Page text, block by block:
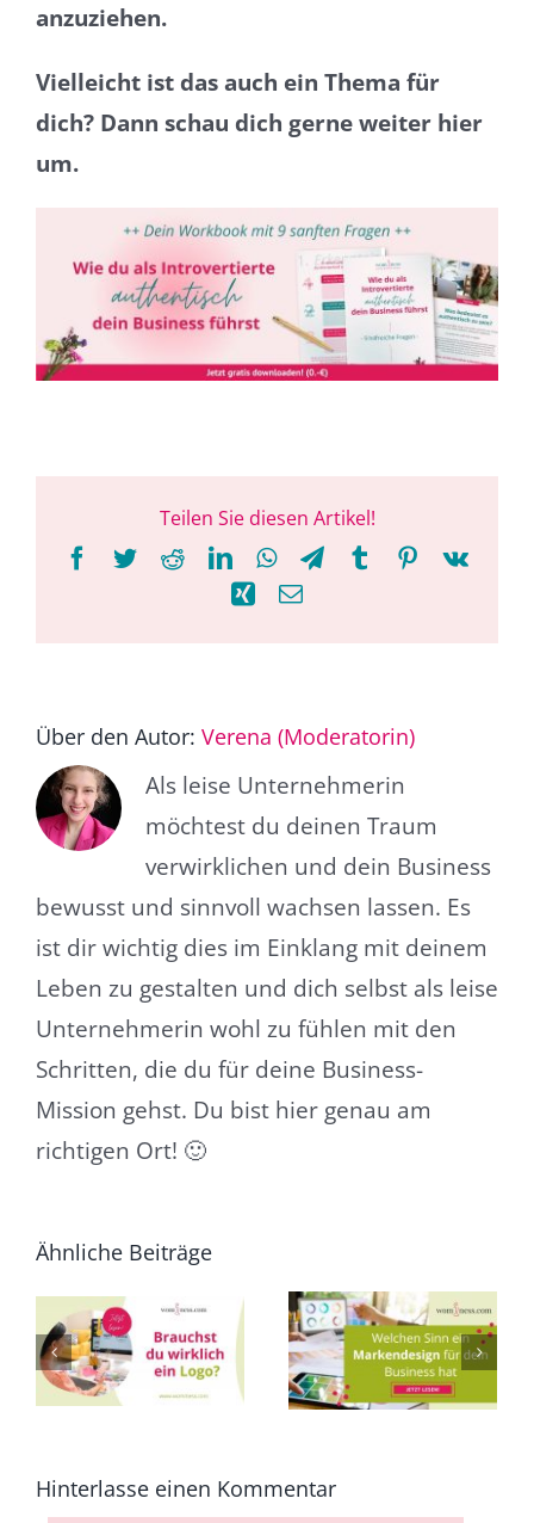
anzuziehen.
Vielleicht ist das auch ein Thema für
dich? Dann schau dich gerne weiter hier
um.
Teilen Sie diesen Artikel!
Facebook
TwitterRedditLinkedInWhatsAppTelegram
TumblrPinterest
Vk
XingE-
Über den Autor: Verena (Moderatorin)
Als leise Unternehmerin
möchtest du deinen Traum
verwirklichen und dein Business
bewusst und sinnvoll wachsen lassen. Es
ist dir wichtig dies im Einklang mit deinem
Leben zu gestalten und dich selbst als leise
Unternehmerin wohl zu fühlen mit den
Schritten, die du für deine Business-
Mission gehst. Du bist hier genau am
richtigen Ort! 🙂
Ähnliche Beiträge
Welchen Sinn ein
Markendesign für
dein Business hat
als Introvertierte
10 nützliche
Gründe eine
Marke für dein
Business
aufzubauen als
Hinterlasse einen Kommentar